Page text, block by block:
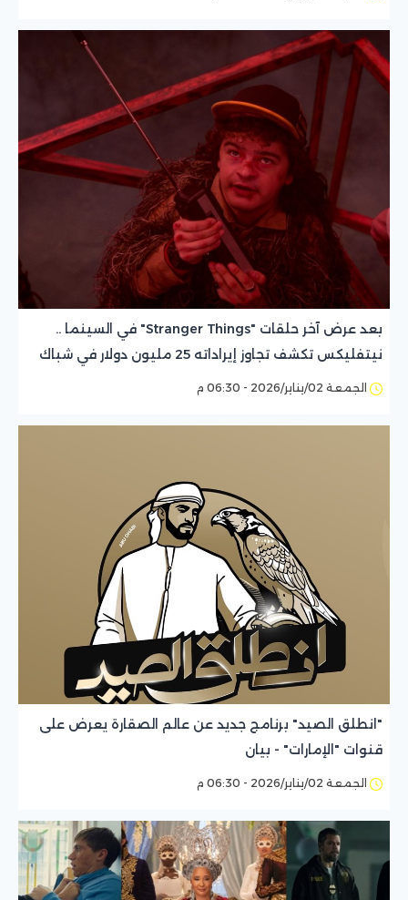
بعد عرض آخر حلقات "Stranger Things" في السينما ..
نيتفليكس تكشف تجاوز إيراداته 25 مليون دولار في شباك
التذاكرالجمعة 02/يناير/2026 - 06:30 م
"انطلق الصيد" برنامج جديد عن عالم الصقارة يعرض على
قنوات "الإمارات" - بيان
الجمعة 02/يناير/2026 - 06:30 م